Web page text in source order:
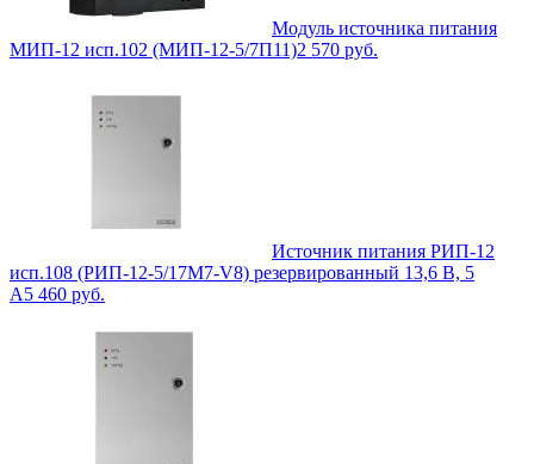
Модуль источника питания
МИП-12 исп.102 (МИП-12-5/7П11)2 570 руб.
Источник питания РИП-12
исп.108 (РИП-12-5/17М7-V8) резервированный 13,6 В, 5
А5 460 руб.